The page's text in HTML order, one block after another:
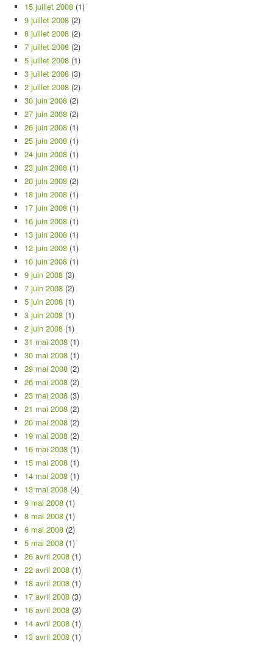
15 juillet 2008 (1)
9 juillet 2008 (2)
8 juillet 2008 (2)
7 juillet 2008 (2)
5 juillet 2008 (1)
3 juillet 2008 (3)
2 juillet 2008 (2)
30 juin 2008 (2)
27 juin 2008 (2)
26 juin 2008 (1)
25 juin 2008 (1)
24 juin 2008 (1)
23 juin 2008 (1)
20 juin 2008 (2)
18 juin 2008 (1)
17 juin 2008 (1)
16 juin 2008 (1)
13 juin 2008 (1)
12 juin 2008 (1)
10 juin 2008 (1)
9 juin 2008 (3)
7 juin 2008 (2)
5 juin 2008 (1)
3 juin 2008 (1)
2 juin 2008 (1)
31 mai 2008 (1)
30 mai 2008 (1)
29 mai 2008 (2)
26 mai 2008 (2)
23 mai 2008 (3)
21 mai 2008 (2)
20 mai 2008 (2)
19 mai 2008 (2)
16 mai 2008 (1)
15 mai 2008 (1)
14 mai 2008 (1)
13 mai 2008 (4)
9 mai 2008 (1)
8 mai 2008 (1)
6 mai 2008 (2)
5 mai 2008 (1)
26 avril 2008 (1)
22 avril 2008 (1)
18 avril 2008 (1)
17 avril 2008 (3)
16 avril 2008 (3)
14 avril 2008 (1)
13 avril 2008 (1)